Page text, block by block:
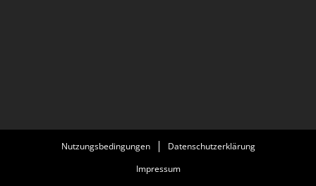
Nutzungsbedingungen
Datenschutzerklärung
Impressum